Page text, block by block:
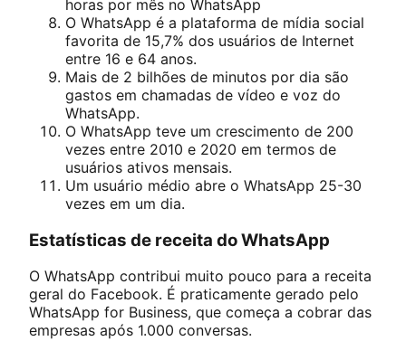
horas por mês no WhatsApp
O WhatsApp é a plataforma de mídia social
favorita de 15,7% dos usuários de Internet
entre 16 e 64 anos.
Mais de 2 bilhões de minutos por dia são
gastos em chamadas de vídeo e voz do
WhatsApp.
O WhatsApp teve um crescimento de 200
vezes entre 2010 e 2020 em termos de
usuários ativos mensais.
Um usuário médio abre o WhatsApp 25-30
vezes em um dia.
Estatísticas de receita do WhatsApp
O WhatsApp contribui muito pouco para a receita
geral do Facebook. É praticamente gerado pelo
WhatsApp for Business, que começa a cobrar das
empresas após 1.000 conversas.